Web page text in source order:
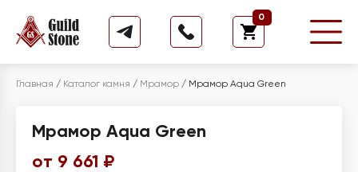
0
Главная / Каталог камня / Мрамор / Мрамор Aqua Green
Мрамор Aqua Green
от 9 661 ₽